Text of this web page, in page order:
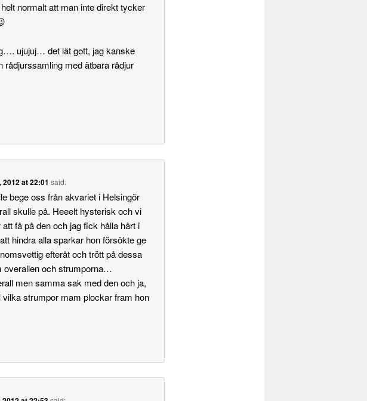
normalt att man inte direkt tycker
ujujuj… det lät gott, jag kanske
rådjurssamling med ätbara rådjur
2012 at 22:01 said:
bege oss från akvariet i Helsingör
skulle på. Heeelt hysterisk och vi
få på den och jag fick hålla hårt i
hindra alla sparkar hon försökte ge
efteråt och trött på dessa
overallen och strumporna…
men samma sak med den och ja,
vilka strumpor mam plockar fram hon